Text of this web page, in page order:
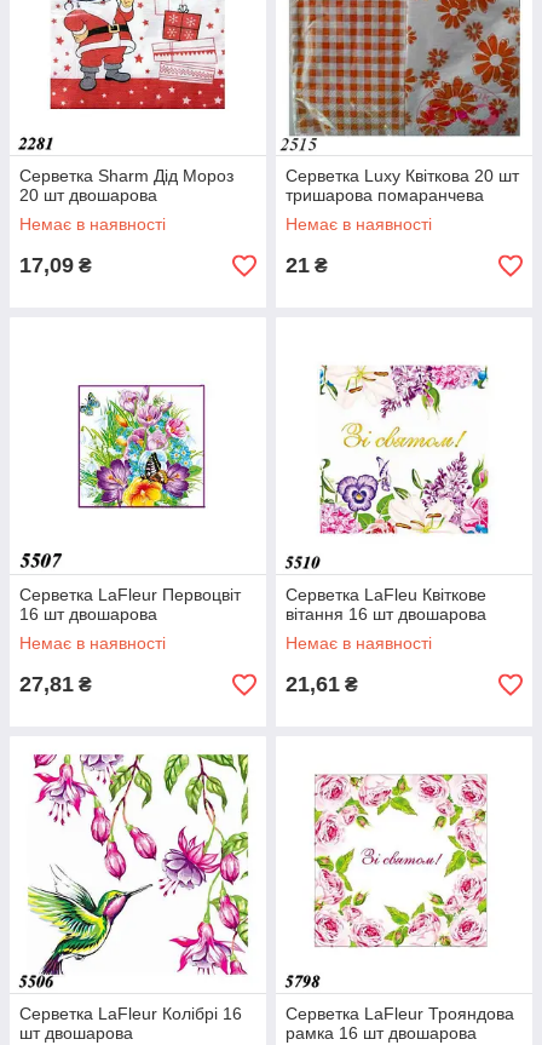
Серветка Sharm Дід Мороз
20 шт двошарова
Немає в наявності
17,09 ₴
Серветка Luxy Квіткова 20 шт
тришарова помаранчева
Немає в наявності
21 ₴
Серветка LaFleur Первоцвіт
16 шт двошарова
Немає в наявності
27,81 ₴
Серветка LaFleu Квіткове
вітання 16 шт двошарова
Немає в наявності
21,61 ₴
Серветка LaFleur Колібрі 16
шт двошарова
Серветка LaFleur Трояндова
рамка 16 шт двошарова